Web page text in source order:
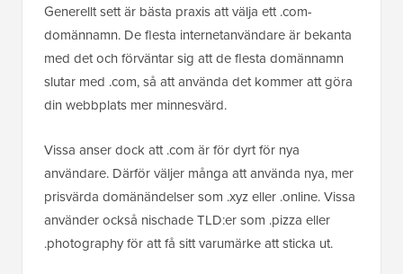
Generellt sett är bästa praxis att välja ett .com-
domännamn. De flesta internetanvändare är bekanta
med det och förväntar sig att de flesta domännamn
slutar med .com, så att använda det kommer att göra
din webbplats mer minnesvärd.
Vissa anser dock att .com är för dyrt för nya
användare. Därför väljer många att använda nya, mer
prisvärda domänändelser som .xyz eller .online. Vissa
använder också nischade TLD:er som .pizza eller
.photography för att få sitt varumärke att sticka ut.